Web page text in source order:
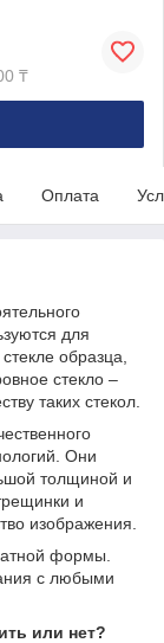
₸
Оплата
для
образца,
стекло –
таких стекол.
Они
толщиной и
и
изображения.
формы.
с любыми
или нет?